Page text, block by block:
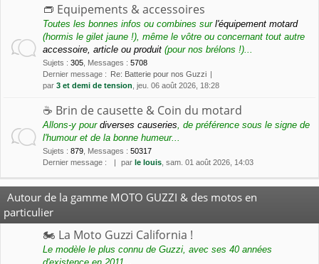
👝 Equipements & accessoires
Toutes les bonnes infos ou combines sur l'équipement motard
(hormis le gilet jaune !), même le vôtre ou concernant tout autre
accessoire, article ou produit (pour nos brélons !)...
Sujets : 305 Messages : 5708
Dernier message : Re: Batterie pour nos Guzzi
par 3 et demi de tension , jeu. 06 août 2026, 18:28
☕️ Brin de causette & Coin du motard
Allons-y pour diverses causeries , de préférence sous le signe de
l'humour et de la bonne humeur...
Sujets : 879 Messages : 50317
Dernier message :
par le louis , sam. 01 août 2026, 14:03
Autour de la gamme MOTO GUZZI & des motos en
particulier
🏍 La Moto Guzzi California !
Le modèle le plus connu de Guzzi, avec ses 40 années